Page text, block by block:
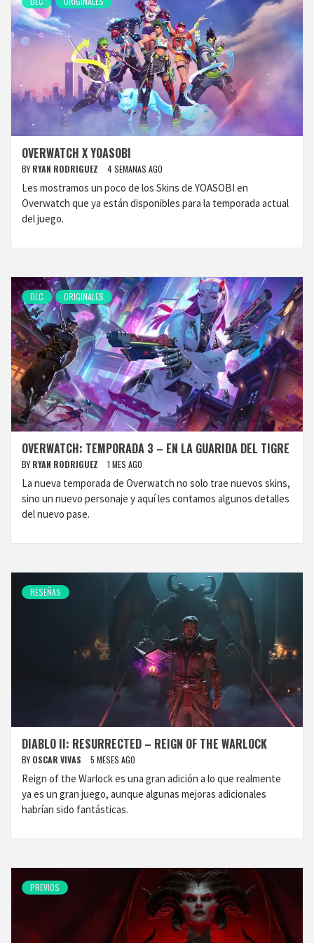
OVERWATCH X YOASOBI
BY RYAN RODRIGUEZ 4 SEMANAS AGO
Les mostramos un poco de los Skins de YOASOBI en
Overwatch que ya están disponibles para la temporada actual
del juego.
DLC ORIGINALES
OVERWATCH: TEMPORADA 3 – EN LA GUARIDA DEL TIGRE
BY RYAN RODRIGUEZ 1 MES AGO
La nueva temporada de Overwatch no solo trae nuevos skins,
sino un nuevo personaje y aquí les contamos algunos detalles
del nuevo pase.
RESEÑAS
DIABLO II: RESURRECTED – REIGN OF THE WARLOCK
BY OSCAR VIVAS 5 MESES AGO
Reign of the Warlock es una gran adición a lo que realmente
ya es un gran juego, aunque algunas mejoras adicionales
habrían sido fantásticas.
PREVIOS